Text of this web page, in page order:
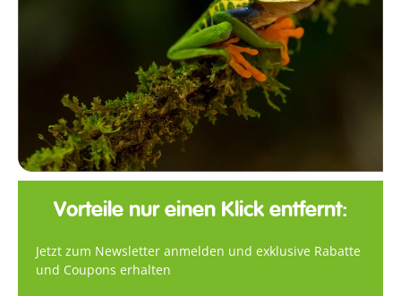
Vorteile nur einen Klick entfernt:
Jetzt zum Newsletter anmelden und exklusive Rabatte
und Coupons erhalten